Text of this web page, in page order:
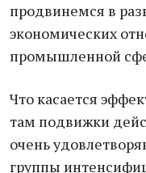
продвинемся в
экономических
промышленной
Что касается
там подвижки
очень
группы